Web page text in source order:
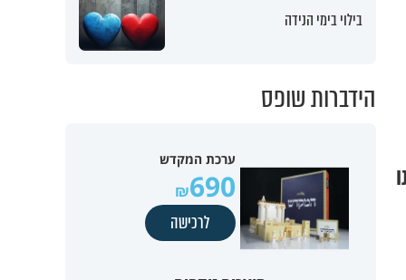
בילוי בימי הנידה
הידברות שופס
ערכת המקדש
690
לרכישה